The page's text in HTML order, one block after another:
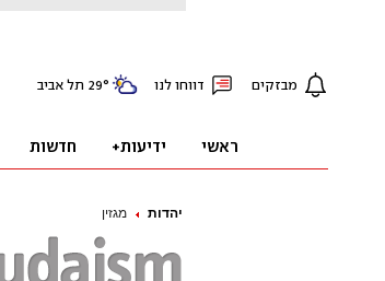
יהדות מגזין